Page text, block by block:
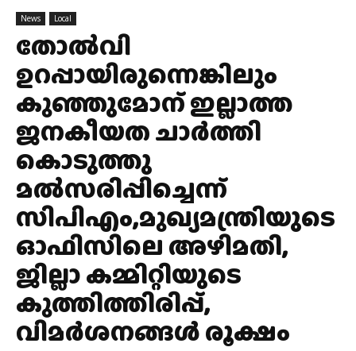
News Local
തോൽവി
ഉറപ്പായിരുന്നെങ്കിലും
കുഞ്ഞുമോന് ഇല്ലാത്ത
ജനകീയത ചാർത്തി
കൊടുത്തു
മല്‍സരിപ്പിച്ചെന്ന്
സിപിഎം,മുഖ്യമന്ത്രിയുടെ
ഓഫിസിലെ അഴിമതി,
ജില്ലാ കമ്മിറ്റിയുടെ
കുത്തിത്തിരിപ്പ്,
വിമര്‍ശനങ്ങള്‍ രൂക്ഷം